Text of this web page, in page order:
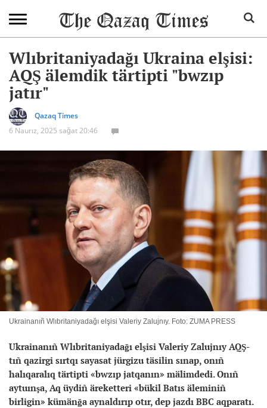
Wlıbritaniyadağı Ukraina elşisi:
AQŞ älemdik tärtipti "bwzıp
jatır"
Qazaq Times
6 Naurız, 2025 sağat 20:46
Ukrainanıñ Wlıbritaniyadağı elşisi Valeriy Zalujnıy. Foto: ZUMA PRESS
Ukrainanıñ Wlıbritaniyadağı elşisi Valeriy Zalujnıy AQŞ-
tıñ qazirgi sırtqı sayasat jürgizu täsilin sınap, onıñ
halıqaralıq tärtipti «bwzıp jatqanın» mälimdedi. Onıñ
aytuınşa, Aq üydiñ äreketteri «bükil Batıs äleminiñ
birligin» kümänğa aynaldırıp otır, dep jazdı BBC aqparatı.